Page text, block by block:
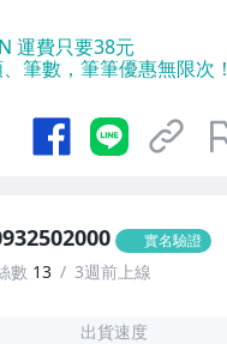
運費只要38元
筆數，筆筆優惠無限次！
實名驗證
數 13 3週前上線
出貨速度